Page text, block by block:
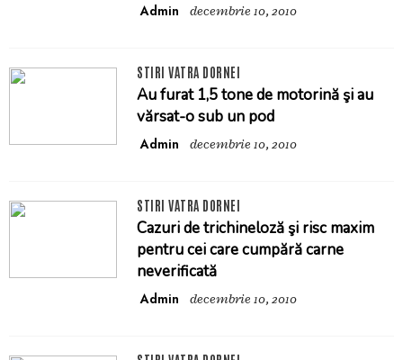
Admin decembrie 10, 2010
STIRI VATRA DORNEI
Au furat 1,5 tone de motorină şi au
vărsat-o sub un pod
Admin decembrie 10, 2010
STIRI VATRA DORNEI
Cazuri de trichineloză şi risc maxim
pentru cei care cumpără carne
neverificată
Admin decembrie 10, 2010